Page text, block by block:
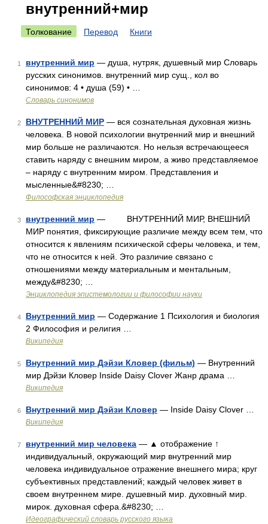
внутренний+мир
Толкование Перевод Книги
1 внутренний мир — душа, нутряк, душевный мир Словарь
русских синонимов. внутренний мир сущ., кол во
синонимов: 4 • душа (59) • …
Словарь синонимов
2 ВНУТРЕННИЙ МИР — вся сознательная духовная жизнь
человека. В новой психологии внутренний мир и внешний
мир больше не различаются. Но нельзя встречающееся
ставить наряду с внешним миром, а живо представляемое
– наряду с внутренним миром. Представления и
мысленные&#8230; …
Философская энциклопедия
3 внутренний мир — ВНУТРЕННИЙ МИР, ВНЕШНИЙ
МИР понятия, фиксирующие различие между всем тем, что
относится к явлениям психической сферы человека, и тем,
что не относится к ней. Это различие связано с
отношениями между материальным и ментальным,
между&#8230; …
Энциклопедия эпистемологии и философии науки
4 Внутренний мир — Содержание 1 Психология и биология
2 Философия и религия …
Википедия
5 Внутренний мир Дэйзи Кловер (фильм) — Внутренний
мир Дэйзи Кловер Inside Daisy Clover Жанр драма …
Википедия
6 Внутренний мир Дэйзи Кловер — Inside Daisy Clover …
Википедия
7 внутренний мир человека — ▲ отображение ↑
индивидуальный, окружающий мир внутренний мир
человека индивидуальное отражение внешнего мира; круг
субъективных представлений; каждый человек живет в
своем внутреннем мире. душевный мир. духовный мир.
мирок. духовная сфера.&#8230; …
Идеографический словарь русского языка